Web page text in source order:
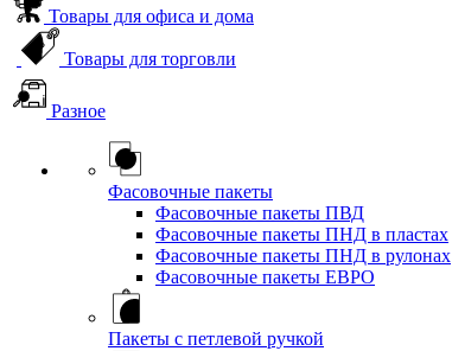
Товары для офиса и дома
Товары для торговли
Разное
Фасовочные пакеты
Фасовочные пакеты ПВД
Фасовочные пакеты ПНД в пластах
Фасовочные пакеты ПНД в рулонах
Фасовочные пакеты ЕВРО
Пакеты с петлевой ручкой